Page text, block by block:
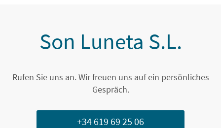
Son Luneta S.L.
Rufen Sie uns an. Wir freuen uns auf ein persönliches
Gespräch.
+34 619 69 25 06